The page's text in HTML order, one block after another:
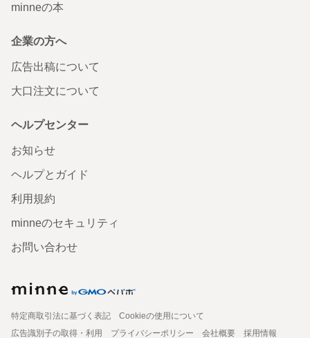
minneの本
企業の方へ
広告出稿について
大口注文について
ヘルプセンター
お知らせ
ヘルプとガイド
利用規約
minneのセキュリティ
お問い合わせ
特定商取引法に基づく表記
Cookieの使用について
広告識別子の取得・利用
プライバシーポリシー 会社概要
採用情報